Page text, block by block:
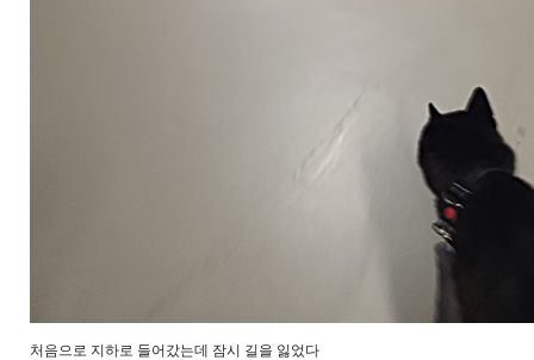
처음으로 지하로 들어갔는데 잠시 길을 잃었다